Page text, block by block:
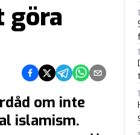
göra
Dela på Facebook
Dela på Twitter
Dela på Telegram
Dela på Whatsapp
Dela via e-
om inte
islamism.